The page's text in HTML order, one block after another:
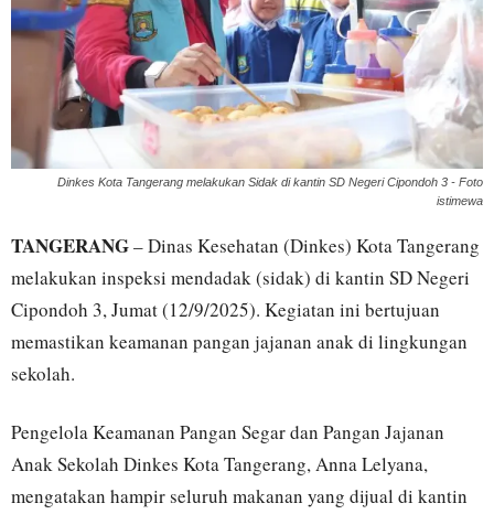
Dinkes Kota Tangerang melakukan Sidak di kantin SD Negeri Cipondoh 3 - Foto
istimewa
TANGERANG– Dinas Kesehatan (Dinkes) Kota Tangerang
melakukan inspeksi mendadak (sidak) di kantin SD Negeri
Cipondoh 3, Jumat (12/9/2025). Kegiatan ini bertujuan
memastikan keamanan pangan jajanan anak di lingkungan
sekolah.
Pengelola Keamanan Pangan Segar dan Pangan Jajanan
Anak Sekolah Dinkes Kota Tangerang, Anna Lelyana,
mengatakan hampir seluruh makanan yang dijual di kantin